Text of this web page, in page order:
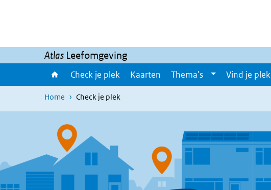
Atlas Leefomgeving
Check je plek Kaarten Thema's Vind je plek
Home Check je plek